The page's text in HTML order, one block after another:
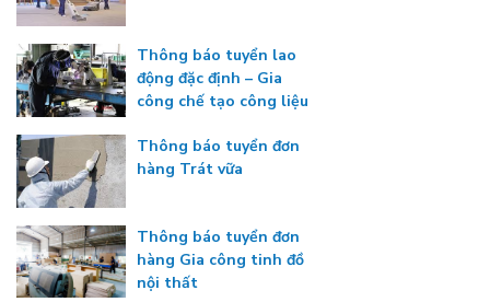
Thông báo tuyển lao
động đặc định – Gia
công chế tạo công liệu
Thông báo tuyển đơn
hàng Trát vữa
Thông báo tuyển đơn
hàng Gia công tinh đồ
nội thất